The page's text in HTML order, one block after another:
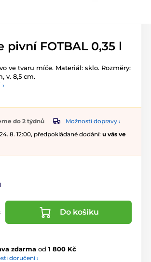
pivní FOTBAL 0,35 l
ve tvaru míče. Materiál: sklo. Rozměry:
v. 8,5 cm.
do 2 týdnů
Možnosti dopravy ›
8. 12:00, předpokládané dodání: u vás ve
Do košíku
zdarma od 1 800 Kč
doručení ›